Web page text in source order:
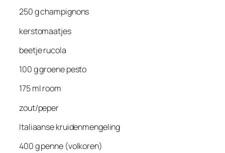
250 g champignons
kerstomaatjes
beetje rucola
100 g groene pesto
175 ml room
zout/peper
Italiaanse kruidenmengeling
400 g penne (volkoren)